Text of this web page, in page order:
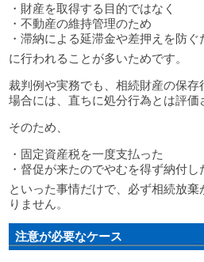
・財産を取得する目的ではなく
・不動産の維持管理のため
・滞納による延滞金や差押えを防ぐ
に行われることが多いためです。
裁判例や実務でも、相続財産の保
場合には、直ちに処分行為とは評価
そのため、
・固定資産税を一度支払った
・督促が来たのでやむを得ず納付し
といった事情だけで、必ず相続放
りません。
注意が必要なケース